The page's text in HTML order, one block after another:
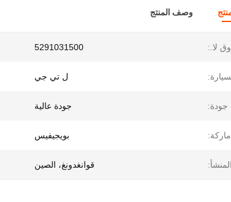
وصف المنتج
لا.: 5291031500
ل تي جي
جودة: جودة عالية
ماركة: بويجيفيس
قوانغدونغ، الصين